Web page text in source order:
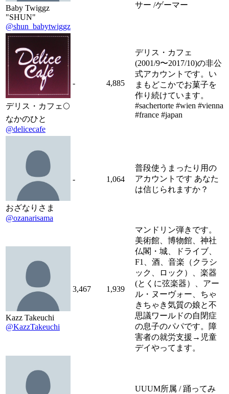
Baby Twiggz
"SHUN"
@shun_babytwiggz
サー /ゲーマー
デリス・カフェ🌕
なかのひと
@delicecafe
- 4,885
デリス・カフェ
(2001/9〜2017/10)の非公
式アカウントです。い
まもどこかでお菓子を
作り続けています。
#sachertorte #wien #vienna
#france #japan
おざなりさま
@ozanarisama
- 1,064
普段使うまったり用の
アカウントです あなた
は信じられますか？
Kazz Takeuchi
@KazzTakeuchi
3,467 1,939
マンドリン弾きです。
美術館、博物館、神社
仏閣・城、ドライブ、
F1、酒、音楽（クラシ
ック、ロック）、楽器
(とくに弦楽器）、アー
ル・ヌーヴォー、ちゃ
きちゃき気質の娘と不
思議ワールドの自閉症
の息子のパパです。障
害者の就労支援→児童
デイやってます。
UUUM所属 / 踊ってみ